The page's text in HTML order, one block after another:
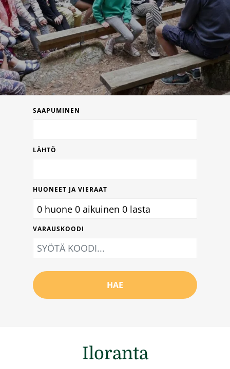
Leirikoulut Majoitustilat
SAAPUMINEN
LÄHTÖ
HUONEET JA VIERAAT
0 huone 0 aikuinen 0 lasta
VARAUSKOODI
HAE
Iloranta